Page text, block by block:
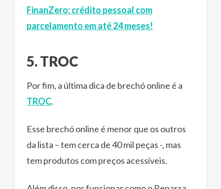
FinanZero: crédito pessoal com
parcelamento em até 24 meses!
5. TROC
Por fim, a última dica de brechó online é a
TROC.
Esse brechó online é menor que os outros
da lista – tem cerca de 40 mil peças -, mas
tem produtos com preços acessíveis.